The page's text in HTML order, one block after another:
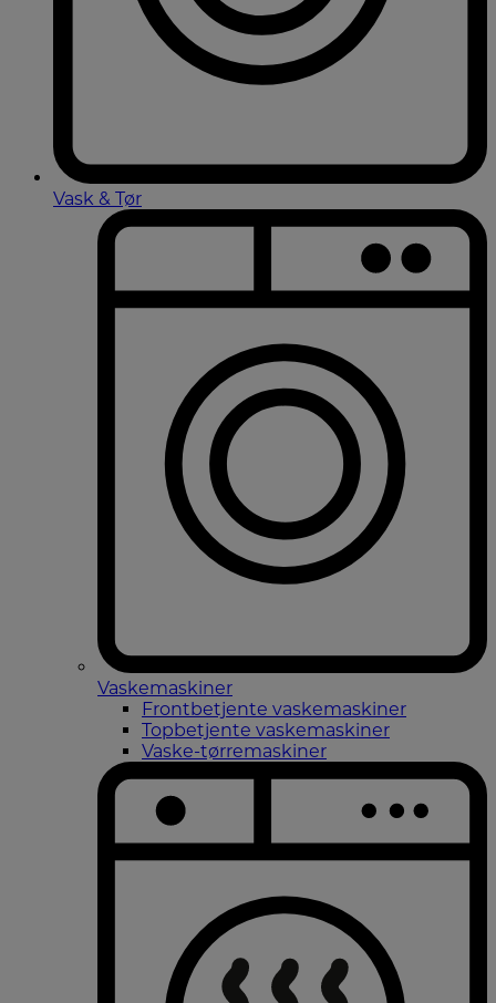
Vask & Tør
Vaskemaskiner
Frontbetjente vaskemaskiner
Topbetjente vaskemaskiner
Vaske-tørremaskiner